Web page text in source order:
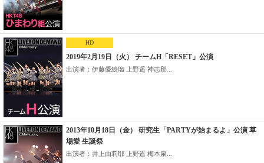
HD
2019年2月19日（火） チームH「RESET」公演
出演者：伊藤優絵瑠 上野遥 神志那...
2013年10月18日（金） 研究生「PARTYが始まるよ」公演 草
場愛 生誕祭
出演者：井上由莉耶 上野遥 梅本泉...